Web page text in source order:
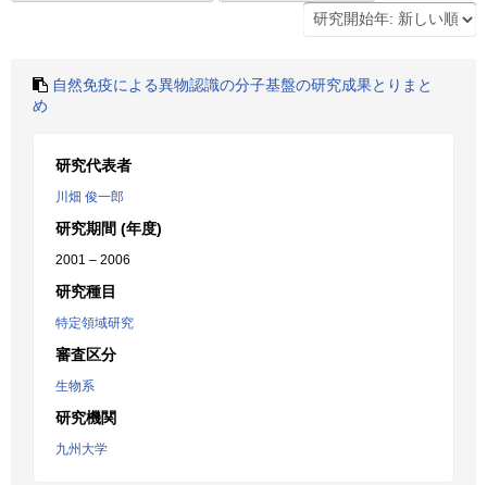
自然免疫による異物認識の分子基盤の研究成果とりまと
め
研究代表者
川畑 俊一郎
研究期間 (年度)
2001 – 2006
研究種目
特定領域研究
審査区分
生物系
研究機関
九州大学